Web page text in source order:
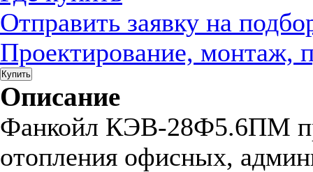
Отправить заявку на
Проектирование, монтаж,
Купить
Описание
Фанкойл КЭВ-28Ф5.6ПМ
отопления офисных,